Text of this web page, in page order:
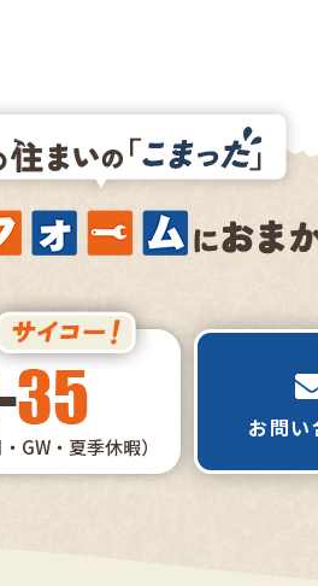
GW・夏季休暇）
お問い